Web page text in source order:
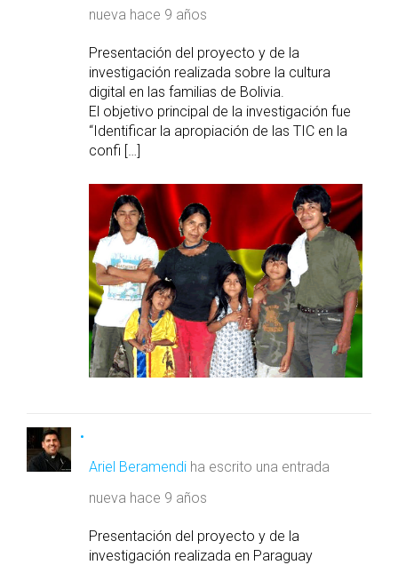
nueva hace 9 años
Presentación del proyecto y de la
investigación realizada sobre la cultura
digital en las familias de Bolivia.
El objetivo principal de la investigación fue
“Identificar la apropiación de las TIC en la
confi […]
Ariel Beramendi ha escrito una entrada
nueva hace 9 años
Presentación del proyecto y de la
investigación realizada en Paraguay